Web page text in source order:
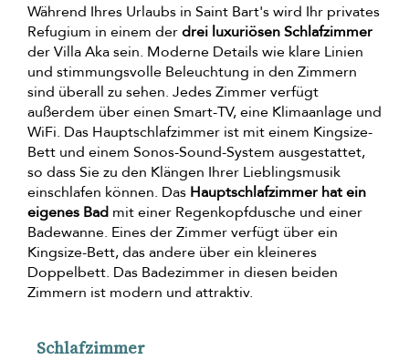
Während Ihres Urlaubs in Saint Bart's wird Ihr privates
Refugium in einem derdrei luxuriösen Schlafzimmer
der Villa Aka sein. Moderne Details wie klare Linien
und stimmungsvolle Beleuchtung in den Zimmern
sind überall zu sehen. Jedes Zimmer verfügt
außerdem über einen Smart-TV, eine Klimaanlage und
WiFi. Das Hauptschlafzimmer ist mit einem Kingsize-
Bett und einem Sonos-Sound-System ausgestattet,
so dass Sie zu den Klängen Ihrer Lieblingsmusik
einschlafen können. Das Hauptschlafzimmer hat ein
eigenes Bad mit einer Regenkopfdusche und einer
Badewanne. Eines der Zimmer verfügt über ein
Kingsize-Bett, das andere über ein kleineres
Doppelbett. Das Badezimmer in diesen beiden
Zimmern ist modern und attraktiv.
Schlafzimmer